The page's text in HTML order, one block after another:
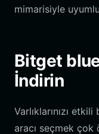
mimarisiyle
Bitget
İndirin
Varlıklarınızı
aracı seçmek çok